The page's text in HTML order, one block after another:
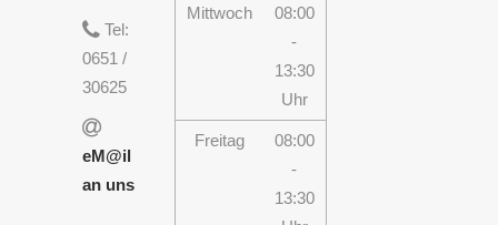
Tel:
0651 /
30625
eM@il
an uns
Mittwoch
08:00
-
13:30
Uhr
Freitag
08:00
-
13:30